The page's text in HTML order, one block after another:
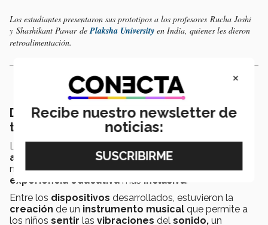
Los estudiantes presentaron sus prototipos a los profesores Rucha Joshi
y Shashikant Pawar de Plaksha University en India, quienes les dieron
retroalimentación.
De la idea al prototipo: dispositivos que
transforman el aprendizaje
Los
accesibilidad
y en lasnecesidades táctiles
niños condebilidad visual, contribuyendo a una
experiencia educativa más inclusiva.
Entre los dispositivos desarrollados, estuvieron la
creación de un instrumento musical que permite a
los niños sentir las vibraciones del sonido, un
×
Recibe nuestro newsletter de
noticias: